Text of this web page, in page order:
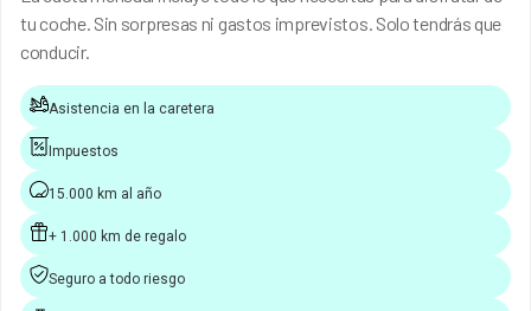
tu coche. Sin sorpresas ni gastos imprevistos. Solo tendrás que
conducir.
Asistencia en la caretera
Impuestos
15.000 km al año
+ 1.000 km de regalo
Seguro a todo riesgo